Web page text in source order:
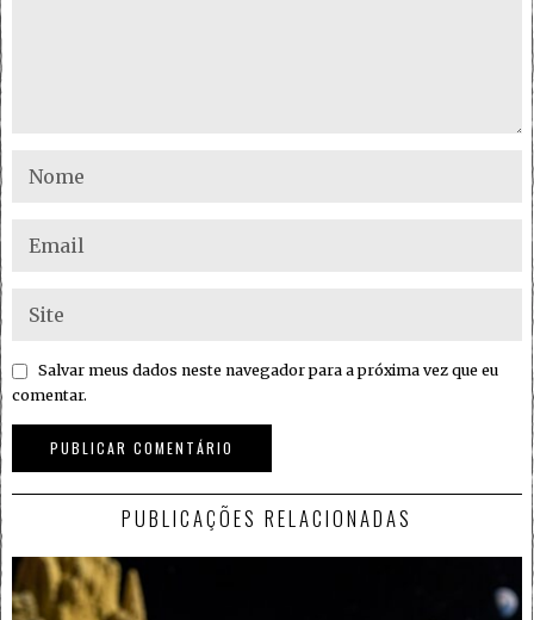
Salvar meus dados neste navegador para a próxima vez que eu
comentar.
PUBLICAÇÕES RELACIONADAS